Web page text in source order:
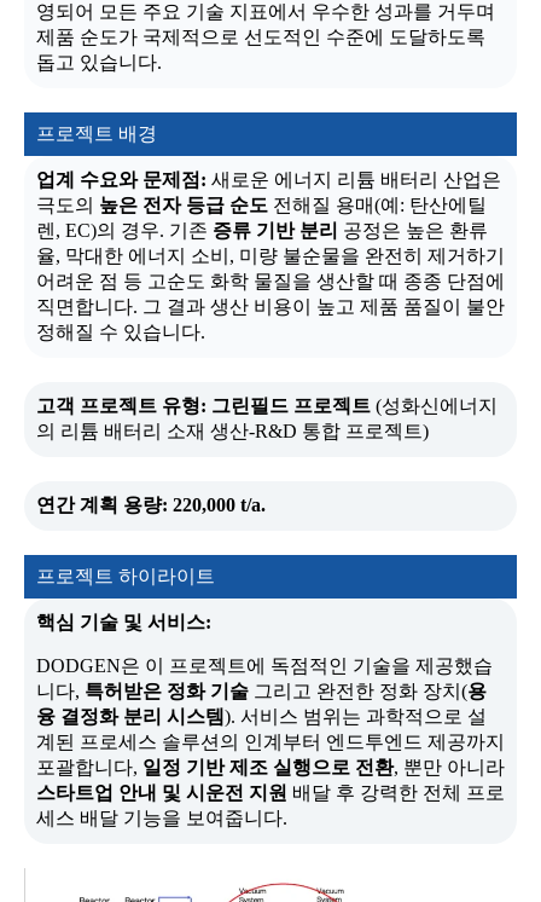
영되어 모든 주요 기술 지표에서 우수한 성과를 거두며
제품 순도가 국제적으로 선도적인 수준에 도달하도록
돕고 있습니다.
프로젝트 배경
업계 수요와 문제점: 새로운 에너지 리튬 배터리 산업은
극도의 높은 전자 등급 순도 전해질 용매(예: 탄산에틸
렌, EC)의 경우. 기존 증류 기반 분리 공정은 높은 환류
율, 막대한 에너지 소비, 미량 불순물을 완전히 제거하기
어려운 점 등 고순도 화학 물질을 생산할 때 종종 단점에
직면합니다. 그 결과 생산 비용이 높고 제품 품질이 불안
정해질 수 있습니다.
고객 프로젝트 유형: 그린필드 프로젝트 (성화신에너지
의 리튬 배터리 소재 생산-R&D 통합 프로젝트)
연간 계획 용량: 220,000 t/a.
프로젝트 하이라이트
핵심 기술 및 서비스:
DODGEN은 이 프로젝트에 독점적인 기술을 제공했습
니다, 특허받은 정화 기술 그리고 완전한 정화 장치(용
융 결정화 분리 시스템). 서비스 범위는 과학적으로 설
계된 프로세스 솔루션의 인계부터 엔드투엔드 제공까지
포괄합니다, 일정 기반 제조 실행으로 전환, 뿐만 아니라
스타트업 안내 및 시운전 지원 배달 후 강력한 전체 프로
세스 배달 기능을 보여줍니다.